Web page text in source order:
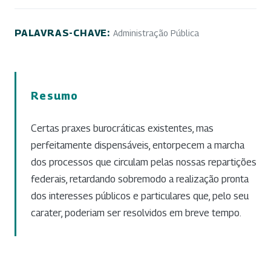
PALAVRAS-CHAVE: Administração Pública
Resumo
Certas praxes burocráticas existentes, mas
perfeitamente dispensáveis, entorpecem a marcha
dos processos que circulam pelas nossas repartições
federais, retardando sobremodo a realização pronta
dos interesses públicos e particulares que, pelo seu
carater, poderiam ser resolvidos em breve tempo.